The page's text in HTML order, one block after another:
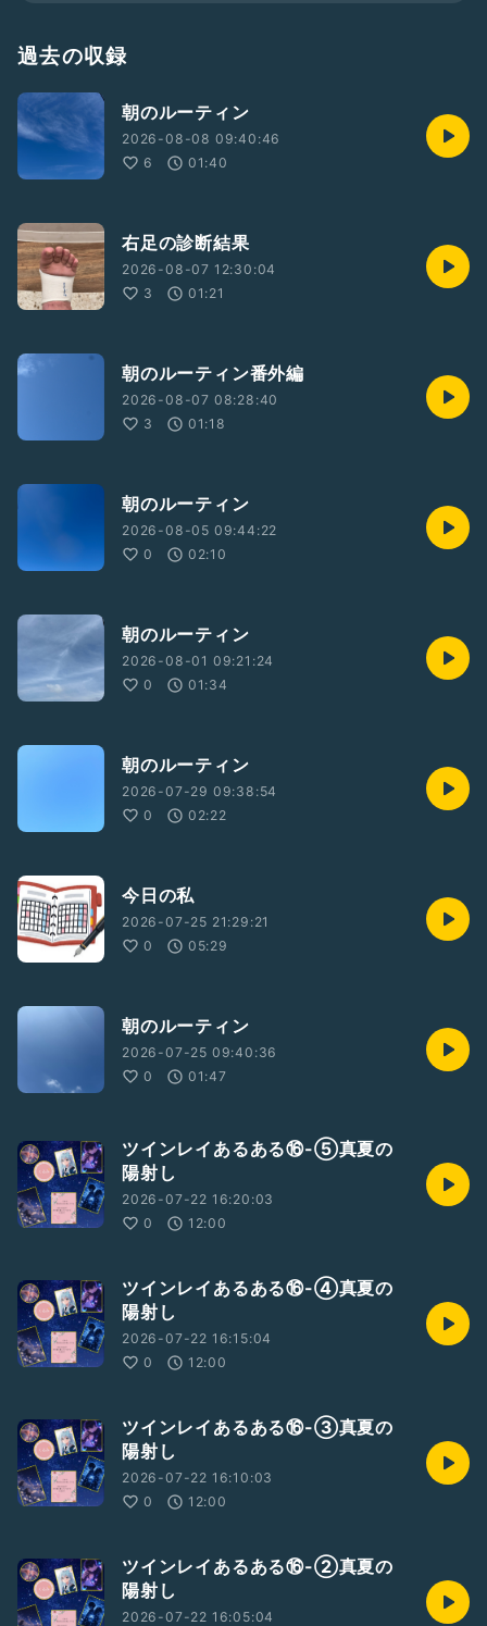
過去の収録
朝のルーティン
2026-08-08 09:40:46
6
01:40
右足の診断結果
2026-08-07 12:30:04
3
01:21
朝のルーティン番外編
2026-08-07 08:28:40
3
01:18
朝のルーティン
2026-08-05 09:44:22
0
02:10
朝のルーティン
2026-08-01 09:21:24
0
01:34
朝のルーティン
2026-07-29 09:38:54
0
02:22
今日の私
2026-07-25 21:29:21
0
05:29
朝のルーティン
2026-07-25 09:40:36
0
01:47
ツインレイあるある⑯-⑤真夏の
陽射し
2026-07-22 16:20:03
0
12:00
ツインレイあるある⑯-④真夏の
陽射し
2026-07-22 16:15:04
0
12:00
ツインレイあるある⑯-③真夏の
陽射し
2026-07-22 16:10:03
0
12:00
ツインレイあるある⑯-②真夏の
陽射し
2026-07-22 16:05:04